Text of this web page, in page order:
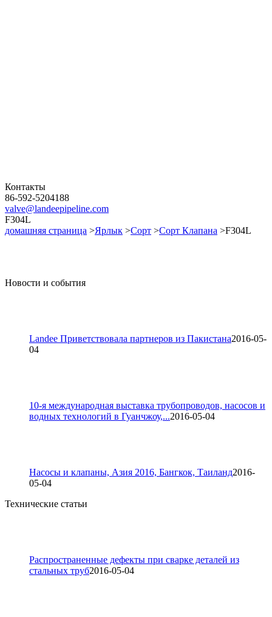
Контакты
86-592-5204188
valve@landeepipeline.com
F304L
домашняя страница >Ярлык >Сорт >Сорт Клапана >F304L
Новости и события
Landee Приветствовала партнеров из Пакистана2016-05-
04
10-я международная выставка трубопроводов, насосов и
водных технологий в Гуанчжоу,...2016-05-04
Насосы и клапаны, Азия 2016, Бангкок, Таиланд2016-
05-04
Технические статьи
Распространенные дефекты при сварке деталей из
стальных труб2016-05-04